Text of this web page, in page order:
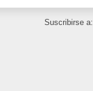
Suscribirse a: